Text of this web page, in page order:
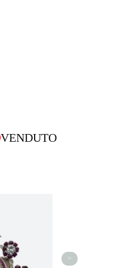
VENDUTO
>